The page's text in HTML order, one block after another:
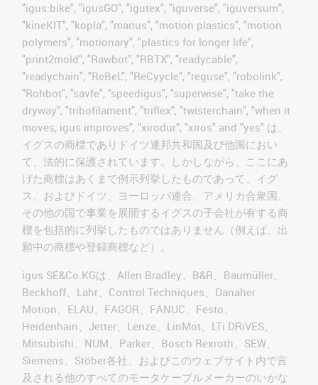
"igus:bike", "igusGO", "igutex", "iguverse", "iguversum",
"kineKIT", "kopla", "manus", "motion plastics", "motion
polymers", "motionary", "plastics for longer life",
"print2mold", "Rawbot", "RBTX", "readycable",
"readychain", "ReBeL", "ReCyycle", "reguse", "robolink",
"Rohbot", "savfe", "speedigus", "superwise", "take the
dryway", "tribofilament", "triflex", "twisterchain", "when it
moves, igus improves", "xirodur", "xiros" and "yes" は、
イグスの商標でありドイツ連邦共和国及び他国におい
て、法的に保護されています。しかしながら、ここにあ
げた商標はあくまで例示列挙したものであって、イグ
ス、およびドイツ、ヨーロッパ連合、アメリカ合衆国、
その他の国で事業を展開するイグスの子会社が有する商
標を包括的に列挙したものではありません（例えば、出
願中の商標や登録商標など）。
igus SE&Co.KGは、Allen Bradley、B&R、Baumüller、
Beckhoff、Lahr、Control Techniques、Danaher
Motion、ELAU、FAGOR、FANUC、Festo、
Heidenhain、Jetter、Lenze、LinMot、LTi DRiVES、
Mitsubishi、NUM、Parker、Bosch Rexroth、SEW、
Siemens、Stöber各社、およびこのウェブサイト内で言
及される他のすべてのモータケーブルメーカーのいかな